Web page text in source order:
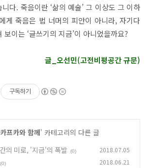
다. 죽음이란 ‘삶의 예술’ 그 이상도 그 이하
게 죽음은 법 너머의 피안이 아니라, 자기다
이는 ‘글쓰기의 지금’이 아니었을까요?
글_오선민(고전비평공간 규문)
구독하기
카프카와 함께' 카테고리의 다른 글
카프카 읽기 - 시간의 미로, '지금'의 폭발 (0) 2018.07.05
(0) 2018.06.21